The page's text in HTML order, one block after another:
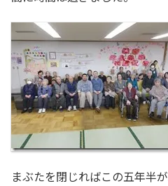
まぶたを閉じればこの五年半